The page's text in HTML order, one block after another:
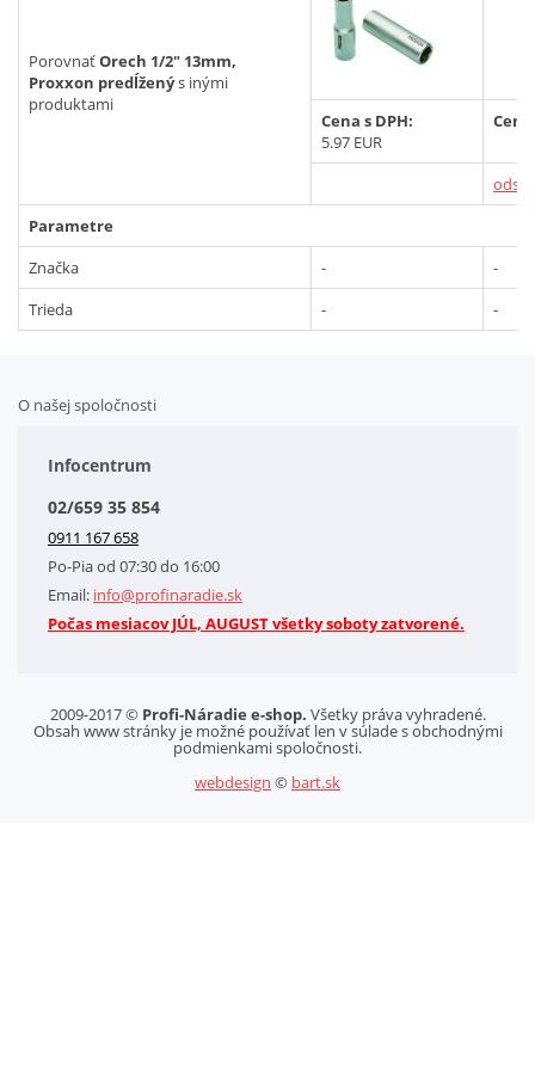
PorovnaťOrech 1/2" 13mm,
Proxxon predĺženýs inými
produktami
Cena s DPH:
5.97 EUR
Parametre
Značka
-
-
Trieda
- -
O našej spoločnosti
Obchodné podmienky
Kontakt
Letáky na stiahnutie
GDPR-Informácie o spracovaní osobných údajov HQ Tools, spol. s r. o.
Cookies
Infocentrum
02/659 35 854
0911 167 658
Po-Pia od 07:30 do 16:00
Email: info@profinaradie.sk
Počas mesiacov JÚL, AUGUST všetky soboty zatvorené.
2009-2017 © Profi-Náradie e-shop. Všetky práva vyhradené.
Obsah www stránky je možné používať len v súlade s obchodnými
podmienkami spoločnosti.
webdesign © bart.sk